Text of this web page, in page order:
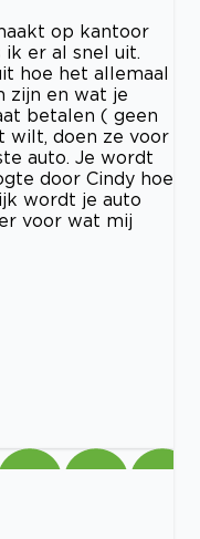
op kantoor
er al snel uit.
hoe het allemaal
zijn en wat je
betalen ( geen
wilt, doen ze voor
auto. Je wordt
door Cindy hoe
wordt je auto
voor wat mij